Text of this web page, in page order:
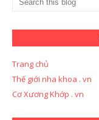
Trang chủ
Thế giới nha khoa . vn
Cơ Xương Khớp . vn